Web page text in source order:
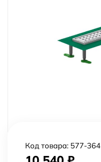
Код товара: 577-364